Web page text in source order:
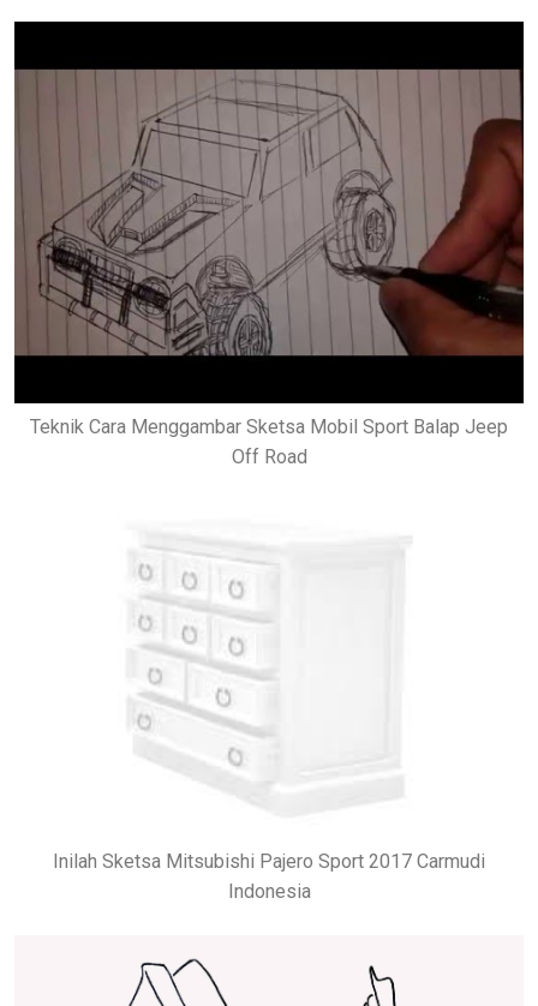
Teknik Cara Menggambar Sketsa Mobil Sport Balap Jeep
Off Road
Inilah Sketsa Mitsubishi Pajero Sport 2017 Carmudi
Indonesia